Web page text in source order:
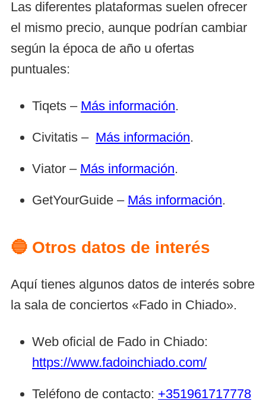
Las diferentes plataformas suelen ofrecer
el mismo precio, aunque podrían cambiar
según la época de año u ofertas
puntuales:
Tiqets – Más información.
Civitatis – Más información.
Viator – Más información.
GetYourGuide – Más información.
🔵 Otros datos de interés
Aquí tienes algunos datos de interés sobre
la sala de conciertos «Fado in Chiado».
Web oficial de Fado in Chiado:
https://www.fadoinchiado.com/
Teléfono de contacto: +351961717778